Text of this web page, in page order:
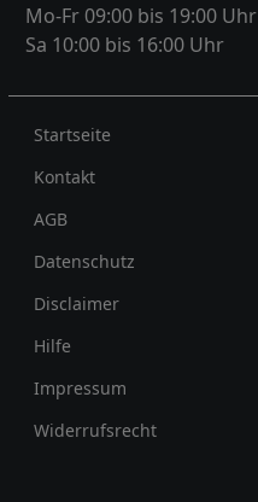
Mo-Fr 09:00 bis 19:00 Uhr
Sa 10:00 bis 16:00 Uhr
Rechtliches
Startseite
Kontakt
AGB
Datenschutz
Disclaimer
Hilfe
Impressum
Widerrufsrecht